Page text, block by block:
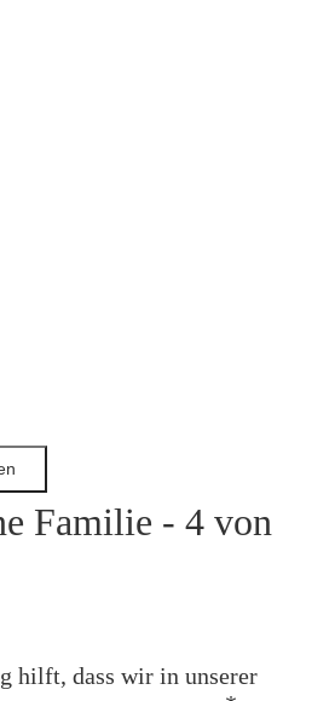
Familie - 4 von
hilft, dass wir in unserer